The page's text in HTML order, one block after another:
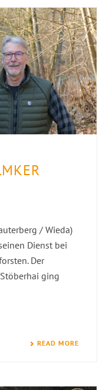
/ Wieda)
Dienst bei
Der
ging
READ MORE